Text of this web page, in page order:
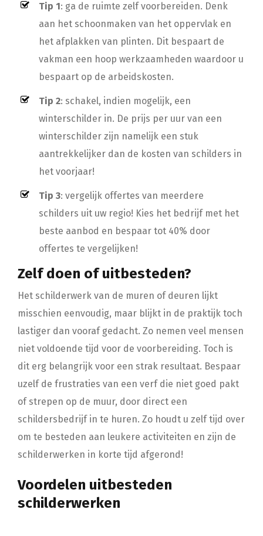
Tip 1: ga de ruimte zelf voorbereiden. Denk
aan het schoonmaken van het oppervlak en
het afplakken van plinten. Dit bespaart de
vakman een hoop werkzaamheden waardoor u
bespaart op de arbeidskosten.
Tip 2: schakel, indien mogelijk, een
winterschilder in. De prijs per uur van een
winterschilder zijn namelijk een stuk
aantrekkelijker dan de kosten van schilders in
het voorjaar!
Tip 3: vergelijk offertes van meerdere
schilders uit uw regio! Kies het bedrijf met het
beste aanbod en bespaar tot 40% door
offertes te vergelijken!
Zelf doen of uitbesteden?
Het schilderwerk van de muren of deuren lijkt
misschien eenvoudig, maar blijkt in de praktijk toch
lastiger dan vooraf gedacht. Zo nemen veel mensen
niet voldoende tijd voor de voorbereiding. Toch is
dit erg belangrijk voor een strak resultaat. Bespaar
uzelf de frustraties van een verf die niet goed pakt
of strepen op de muur, door direct een
schildersbedrijf in te huren. Zo houdt u zelf tijd over
om te besteden aan leukere activiteiten en zijn de
schilderwerken in korte tijd afgerond!
Voordelen uitbesteden
schilderwerken